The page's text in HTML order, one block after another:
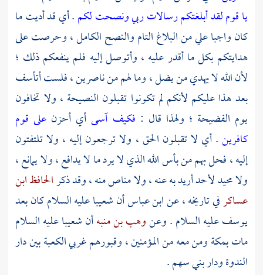
يا قوم لقد أبلغتكم رسالات ربي ونصحت لكم. أي قد أديت ما
كان واجبا علي من البلاغ التام والنصح الكامل ، وحرصت على
هدايتكم بكل ما أقدر عليه ، وأتوصل إليه فلم ينفعكم ذلك ؛
لأن الله لا يهدي من يضل ، وما لهم من ناصرين ، فلست أتأسف
بعد هذا عليكم لأنكم لم تكونوا تقبلون النصيحة ، ولا تخافون
يوم الفضيحة ؛ ولهذا قال : فكيف آسى أي أحزن على قوم
كافرين. أي لا تقبلون الحق ، ولا ترجعون إليه ، ولا تلتفتون
إليه ، فحل بهم من بأس الله الذي لا يرد ما لا يدافع ، ولا يمانع ،
ولا محيد لأحد أريد به عنه ، ولا مناص منه ، وقد ذكرالحافظ ابن
عساكرفي تاريخه ، عنابن عباسأنشعيباعليه السلام كان بعد
يوسف عليه السلام. وعنوهب بن منبهأنشعيباعليه السلام
ماتبمكةومن معه من المؤمنين ، وقبورهم غربي الكعبة بين دار
الندوة وداربني سهم.